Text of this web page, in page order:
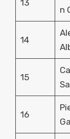
13
n
14
15
16